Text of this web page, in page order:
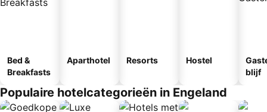
Bed &
Breakfasts
Aparthotel Resorts Hostel
blijf
Populaire hotelcategorieën in Engeland